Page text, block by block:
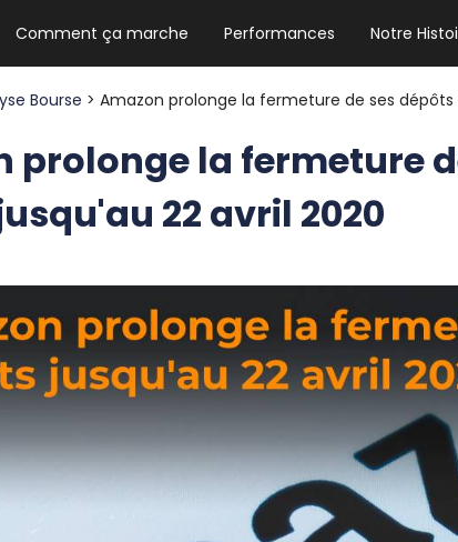
Comment ça marche Performances Notre
NEWSLETTER HEBDO
Les news crypto dont vous
GUIDE CRYPTO
Bourse > Amazon prolonge la fermeture de ses dépôts
prolonge la fermeture
22 avril 2020